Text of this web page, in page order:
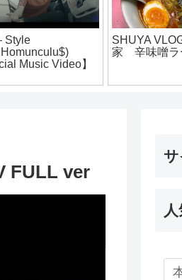
山岡
メン大辛
DJ CHARI & DJ
TATSUKI “GOLDEN
ROUTE” Trailer Part 1
FULL ver